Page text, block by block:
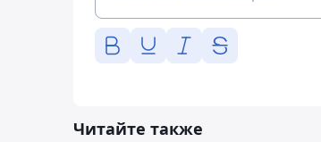
Читайте также